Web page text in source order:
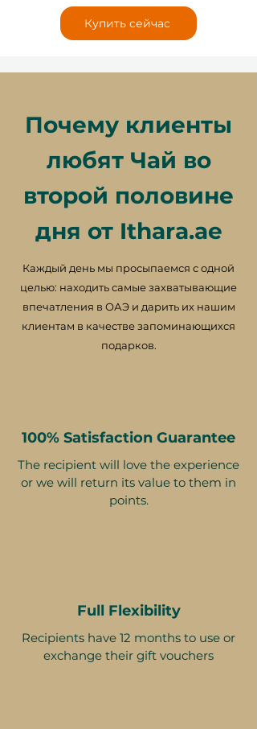
Купить сейчас
Почему клиенты
любят Чай во
второй половине
дня от Ithara.ae
Каждый день мы просыпаемся с одной
целью: находить самые захватывающие
впечатления в ОАЭ и дарить их нашим
клиентам в качестве запоминающихся
подарков.
100% Satisfaction Guarantee
The recipient will love the experience
or we will return its value to them in
points.
Full Flexibility
Recipients have 12 months to use or
exchange their gift vouchers